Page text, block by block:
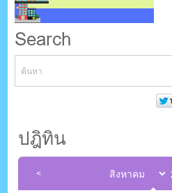
Search
ปฎิทิน